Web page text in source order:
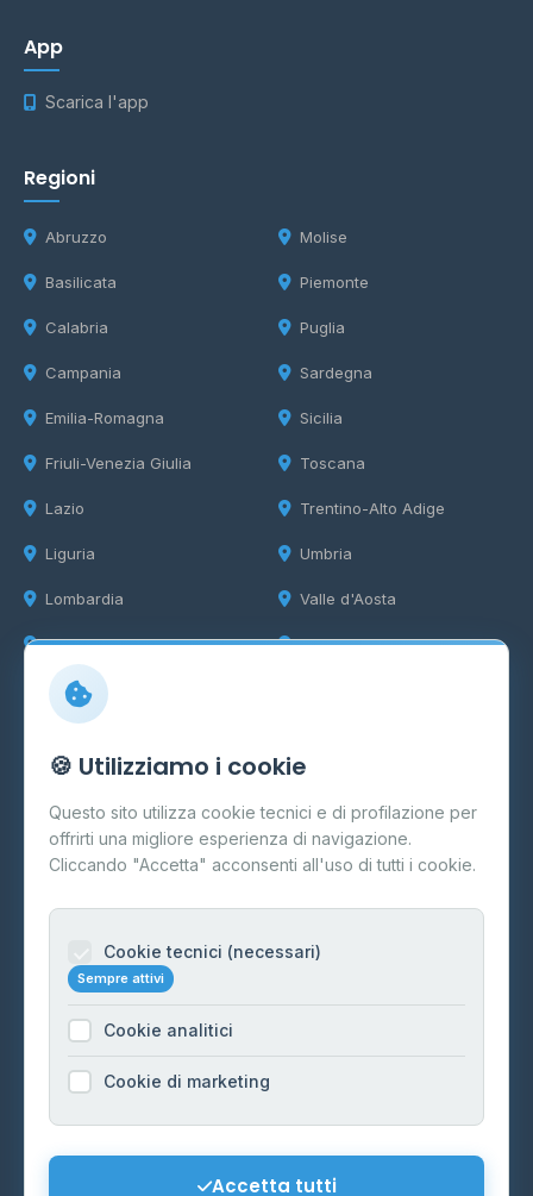
App
Scarica l'app
Regioni
Abruzzo
Basilicata
Calabria
Campania
Emilia-Romagna
Friuli-Venezia Giulia
Lazio
Liguria
Lombardia
Marche
Molise
Piemonte
Puglia
Sardegna
Sicilia
Toscana
Trentino-Alto Adige
Umbria
Valle d'Aosta
Veneto
Info
Cos'è il GPL
FAQ
Contatti
Informazioni legali
Cookie Policy
Preferenze Cookie
Mappa del sito
🍪 Utilizziamo i cookie
Questo sito utilizza cookie tecnici e di profilazione per
offrirti una migliore esperienza di navigazione.
Cliccando "Accetta" acconsenti all'uso di tutti i cookie.
Cookie tecnici (necessari)
Sempre attivi
Cookie analitici
Cookie di marketing
Accetta tutti